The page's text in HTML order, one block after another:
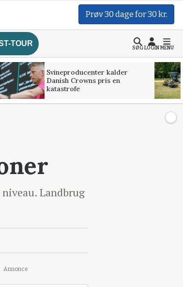
Prøv 30 dage for 30 kr.
TOUR
SØGLOGINMENU
Svineproducenter kalder
Danish Crowns pris en
katastrofe
Landbrug
Annonce